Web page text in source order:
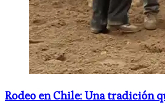
Rodeo en Chile: Una tradición